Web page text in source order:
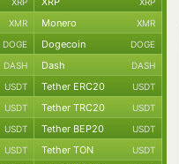
XMR Monero XMR
DOGE Dogecoin DOGE
DASH Dash DASH
USDT Tether ERC20 USDT
USDT Tether TRC20 USDT
USDT Tether BEP20 USDT
USDT Tether TON USDT